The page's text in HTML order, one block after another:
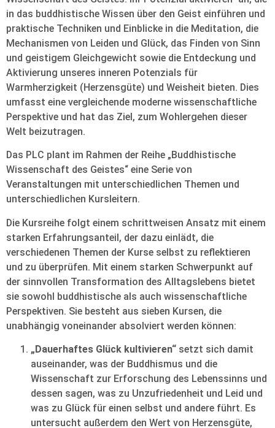
in das buddhistische Wissen über den Geist einführen und
praktische Techniken und Einblicke in die Meditation, die
Mechanismen von Leiden und Glück, das Finden von Sinn
und geistigem Gleichgewicht sowie die Entdeckung und
Aktivierung unseres inneren Potenzials für
Warmherzigkeit (Herzensgüte) und Weisheit bieten. Dies
umfasst eine vergleichende moderne wissenschaftliche
Perspektive und hat das Ziel, zum Wohlergehen dieser
Welt beizutragen.
Das PLC plant im Rahmen der Reihe „Buddhistische
Wissenschaft des Geistes“ eine Serie von
Veranstaltungen mit unterschiedlichen Themen und
unterschiedlichen Kursleitern.
Die Kursreihe folgt einem schrittweisen Ansatz mit einem
starken Erfahrungsanteil, der dazu einlädt, die
verschiedenen Themen der Kurse selbst zu reflektieren
und zu überprüfen. Mit einem starken Schwerpunkt auf
der sinnvollen Transformation des Alltagslebens bietet
sie sowohl buddhistische als auch wissenschaftliche
Perspektiven. Sie besteht aus sieben Kursen, die
unabhängig voneinander absolviert werden können:
„Dauerhaftes Glück kultivieren“ setzt sich damit
auseinander, was der Buddhismus und die
Wissenschaft zur Erforschung des Lebenssinns und
dessen sagen, was zu Unzufriedenheit und Leid und
was zu Glück für einen selbst und andere führt. Es
untersucht außerdem den Wert von Herzensgüte,